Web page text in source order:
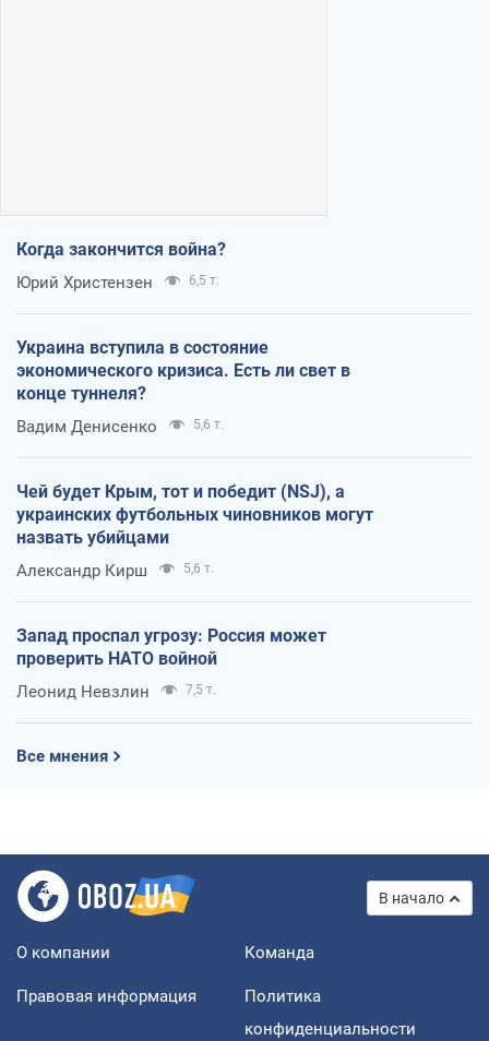
Когда закончится война?
Юрий Христензен 6,5 т.
Украина вступила в состояние
экономического кризиса. Есть ли свет в
конце туннеля?
Вадим Денисенко 5,6 т.
Чей будет Крым, тот и победит (NSJ), а
украинских футбольных чиновников могут
назвать убийцами
Александр Кирш 5,6 т.
Запад проспал угрозу: Россия может
проверить НАТО войной
Леонид Невзлин 7,5 т.
Все мнения
В начало
О компании Команда
Правовая информация
Политика
конфиденциальности